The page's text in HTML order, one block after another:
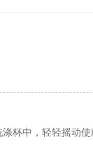
杯中，轻轻摇动